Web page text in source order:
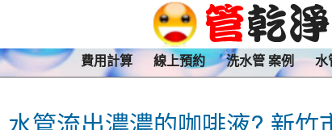
費用計算 線上預約 洗水管 案例 水